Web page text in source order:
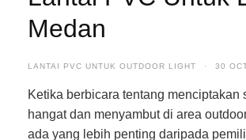
Medan
LANTAI PVC UNTUK OUTDOOR LIGHT · 30
Ketika berbicara tentang menciptakan
hangat dan menyambut di area
ada yang lebih penting daripada